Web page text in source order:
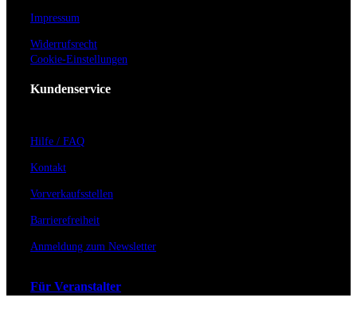
Impressum
Widerrufsrecht
Cookie-Einstellungen
Kundenservice
Hilfe / FAQ
Kontakt
Vorverkaufsstellen
Barrierefreiheit
Anmeldung zum Newsletter
Für Veranstalter